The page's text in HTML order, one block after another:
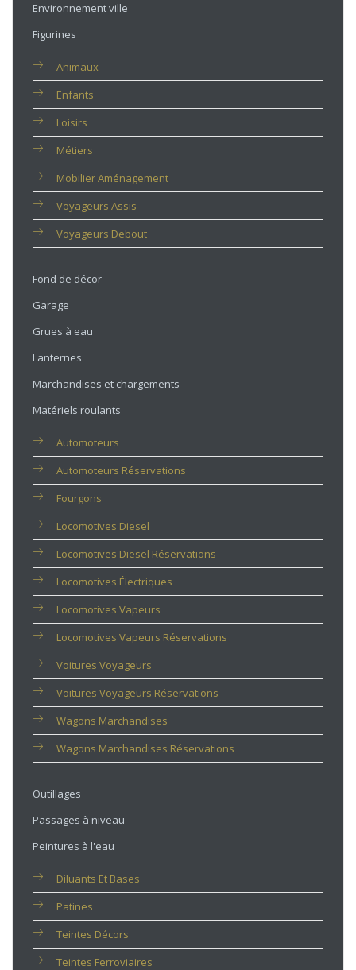
Environnement ville
Figurines
Animaux
Enfants
Loisirs
Métiers
Mobilier Aménagement
Voyageurs Assis
Voyageurs Debout
Fond de décor
Garage
Grues à eau
Lanternes
Marchandises et chargements
Matériels roulants
Automoteurs
Automoteurs Réservations
Fourgons
Locomotives Diesel
Locomotives Diesel Réservations
Locomotives Électriques
Locomotives Vapeurs
Locomotives Vapeurs Réservations
Voitures Voyageurs
Voitures Voyageurs Réservations
Wagons Marchandises
Wagons Marchandises Réservations
Outillages
Passages à niveau
Peintures à l'eau
Diluants Et Bases
Patines
Teintes Décors
Teintes Ferroviaires